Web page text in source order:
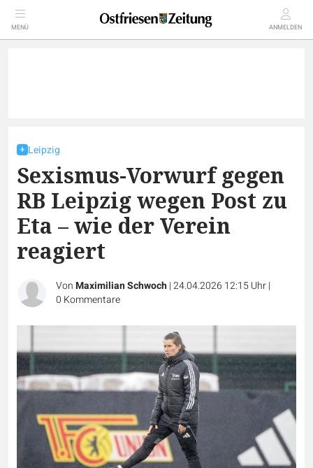
MENÜ ANMELDEN
Leipzig
Sexismus-Vorwurf gegen
RB Leipzig wegen Post zu
Eta – wie der Verein
reagiert
VonMaximilian Schwoch|24.04.2026 12:15 Uhr|
0 Kommentare